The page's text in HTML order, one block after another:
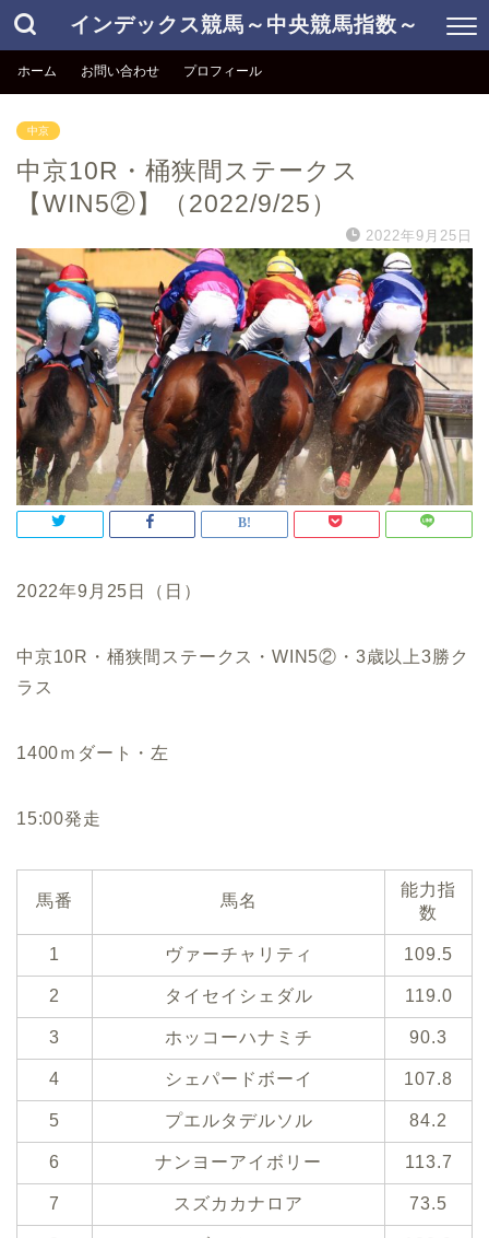
インデックス競馬～中央競馬指数～
ホーム お問い合わせ プロフィール
中京
中京10R・桶狭間ステークス
【WIN5②】（2022/9/25）
2022年9月25日
2022年9月25日（日）
中京10R・桶狭間ステークス・WIN5②・3歳以上3勝ク
ラス
1400ｍダート・左
15:00発走
馬番 馬名
能力指
数
1 ヴァーチャリティ 109.5
2 タイセイシェダル 119.0
3 ホッコーハナミチ 90.3
4 シェパードボーイ 107.8
5 プエルタデルソル 84.2
6 ナンヨーアイボリー 113.7
7 スズカカナロア 73.5